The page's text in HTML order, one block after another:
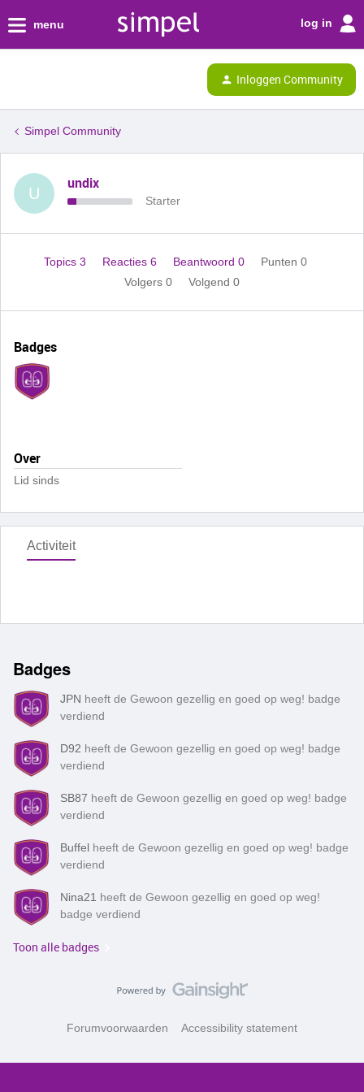
menu log in
Inloggen Community
Simpel Community
U
undix
Starter
Topics 3 Reacties 6 Beantwoord 0
Punten 0
Volgers 0 Volgend 0
Badges
Over
Lid sinds
Activiteit
Badges
JPN heeft de Gewoon gezellig en goed op weg! badge
verdiend
D92 heeft de Gewoon gezellig en goed op weg! badge
verdiend
SB87 heeft de Gewoon gezellig en goed op weg! badge
verdiend
Buffel heeft de Gewoon gezellig en goed op weg! badge
verdiend
Nina21 heeft de Gewoon gezellig en goed op weg!
badge verdiend
Toon alle badges
Forumvoorwaarden Accessibility statement